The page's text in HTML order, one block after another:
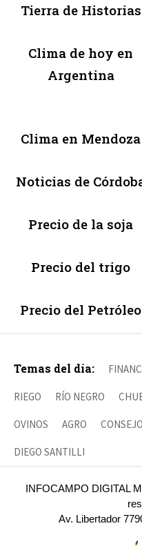
Tierra de Historias
Clima de hoy en
Argentina
Clima en Mendoza
Noticias de
Precio de la soja
Precio del trigo
Precio del Petróleo
Temas del día:
RIEGO RÍO NEGRO
OVINOS AGRO
DIEGO SANTILLI
INFOCAMPO DIGITAL
Av. Libertador